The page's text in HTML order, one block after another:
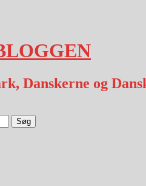
Danskerne og